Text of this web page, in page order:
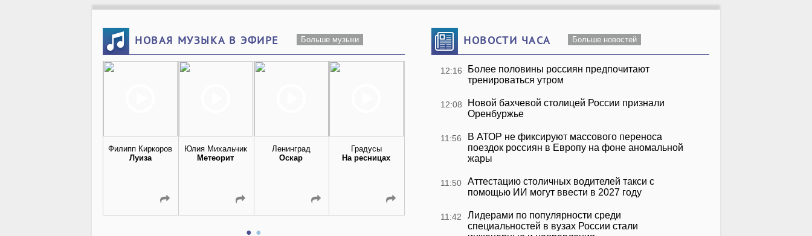
НОВОСТИ ЧАСА Больше новостей
12:16
Более половины россиян предпочитают
тренироваться утром
12:08
Новой бахчевой столицей России признали
Оренбуржье
11:56
В АТОР не фиксируют массового переноса
поездок россиян в Европу на фоне аномальной
жары
11:50
Аттестацию столичных водителей такси с
помощью ИИ могут ввести в 2027 году
11:42
Лидерами по популярности среди
специальностей в вузах России стали
НОВАЯ МУЗЫКА В ЭФИРЕ Больше музыки
Филипп Киркоров
Луиза
Юлия Михальчик
Метеорит
Ленинград
Оскар
Градусы
На ресницах
Большие Города
Наталья
Подольская &
Инна Маликова &
Uma2rman